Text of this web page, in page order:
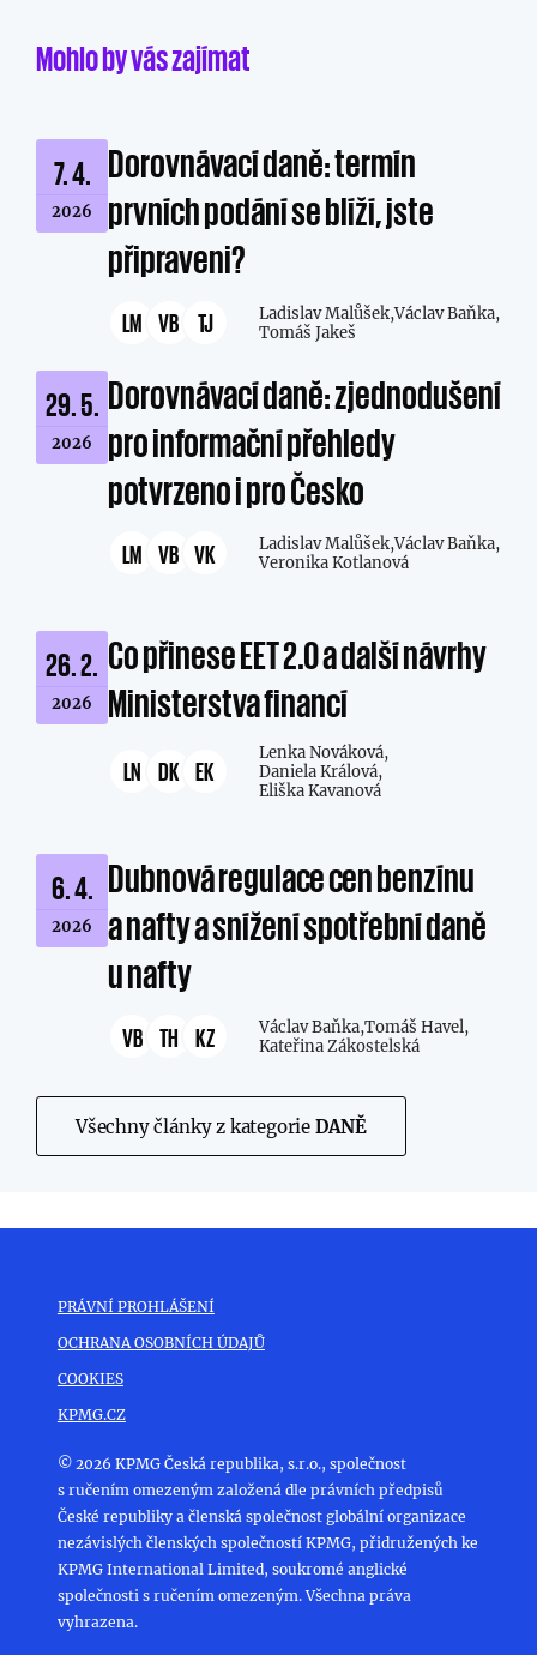
Mohlo by vás zajímat
7. 4.
2026
Dorovnávací daně: termín
prvních podání se blíží, jste
připraveni?
LM VB TJ Ladislav Malůšek,Václav Baňka,
Tomáš Jakeš
29. 5.
2026
Dorovnávací daně: zjednodušení
pro informační přehledy
potvrzeno i pro Česko
LM VB VK Ladislav Malůšek,Václav Baňka,
Veronika Kotlanová
26. 2.
2026
Co přinese EET 2.0 a další návrhy
Ministerstva financí
LN DK EK
Lenka Nováková,
Daniela Králová,
Eliška Kavanová
6. 4.
2026
Dubnová regulace cen benzínu
a nafty a snížení spotřební daně
u nafty
VB TH KZ Václav Baňka,Tomáš Havel,
Kateřina Zákostelská
Všechny články z kategorie DANĚ
PRÁVNÍ PROHLÁŠENÍ
OCHRANA OSOBNÍCH ÚDAJŮ
COOKIES
KPMG.CZ
© 2026 KPMG Česká republika, s.r.o., společnost
s ručením omezeným založená dle právních předpisů
České republiky a členská společnost globální organizace
nezávislých členských společností KPMG, přidružených ke
KPMG International Limited, soukromé anglické
společnosti s ručením omezeným. Všechna práva
vyhrazena.